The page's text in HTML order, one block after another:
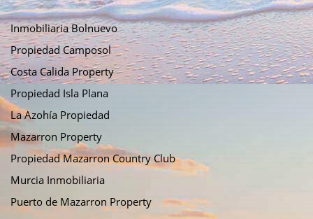
Inmobiliaria Bolnuevo
Propiedad Camposol
Costa Calida Property
Propiedad Isla Plana
La Azohía Propiedad
Mazarron Property
Propiedad Mazarron Country Club
Murcia Inmobiliaria
Puerto de Mazarron Property